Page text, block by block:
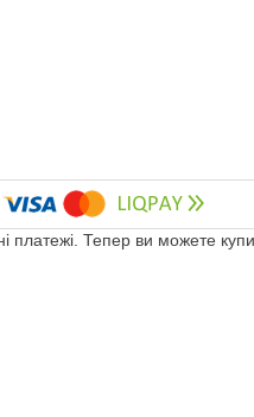
платежі. Тепер ви можете